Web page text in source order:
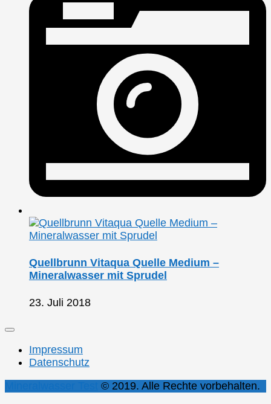
Quellbrunn Vitaqua Quelle Medium –
Mineralwasser mit Sprudel
23. Juli 2018
Impressum
Datenschutz
© 2019. Alle Rechte vorbehalten.